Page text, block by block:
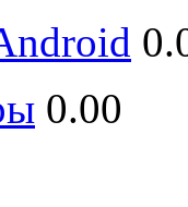
0.00